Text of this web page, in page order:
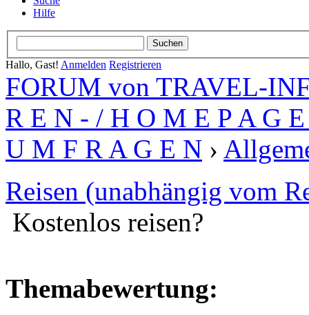
Hilfe
Hallo, Gast! Anmelden Registrieren
FORUM von TRAVEL-
R E N - / H O M E P A G
U M F R A G E N ›
Reisen (unabhängig vom
Kostenlos reisen?
Themabewertung: